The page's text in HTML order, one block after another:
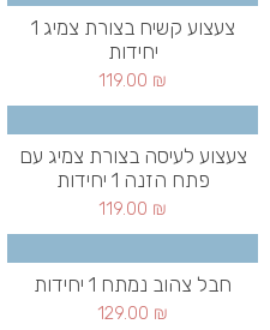
צעצוע קשיח בצורת צמיג 1
יחידות
119.00 ₪
צעצוע לעיסה בצורת צמיג עם
פתח הזנה 1 יחידות
119.00 ₪
חבל צהוב נמתח 1 יחידות
129.00 ₪